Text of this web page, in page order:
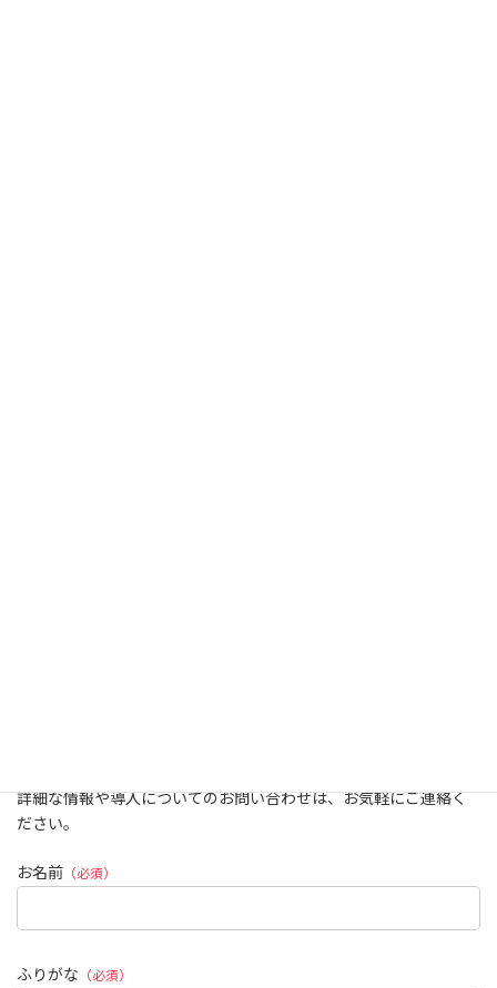
詳細な情報や導入についてのお問い合わせは、お気軽にご連絡く
ださい。
お名前 （必須）
ふりがな （必須）